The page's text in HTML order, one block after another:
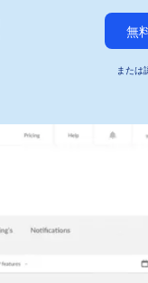
無
または